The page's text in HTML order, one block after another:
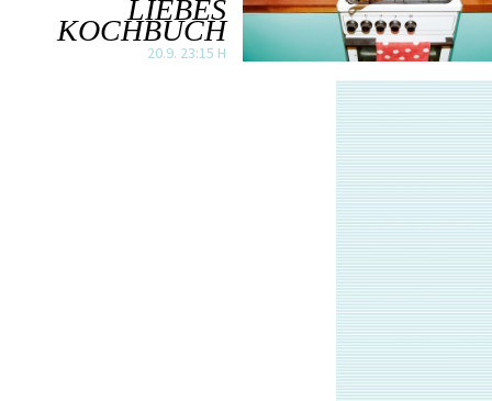
LIEBES
KOCHBUCH
20.9. 23:15 H